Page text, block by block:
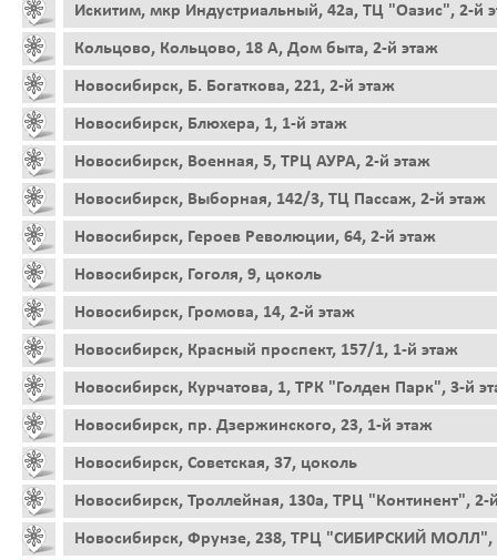
Искитим, мкр Индустриальный, 42а, ТЦ "Оазис", 2-й
Кольцово, Кольцово, 18 А, Дом быта, 2-й этаж
Новосибирск, Б. Богаткова, 221, 2-й этаж
Новосибирск, Блюхера, 1, 1-й этаж
Новосибирск, Военная, 5, ТРЦ АУРА, 2-й этаж
Новосибирск, Выборная, 142/3, ТЦ Пассаж, 2-й этаж
Новосибирск, Героев Революции, 64, 2-й этаж
Новосибирск, Гоголя, 9, цоколь
Новосибирск, Громова, 14, 2-й этаж
Новосибирск, Красный проспект, 157/1, 1-й этаж
Новосибирск, Курчатова, 1, ТРК "Голден Парк", 3-й
Новосибирск, пр. Дзержинского, 23, 1-й этаж
Новосибирск, Советская, 37, цоколь
Новосибирск, Троллейная, 130а, ТРЦ "Континент", 2-
Новосибирск, Фрунзе, 238, ТРЦ "СИБИРСКИЙ МОЛЛ",